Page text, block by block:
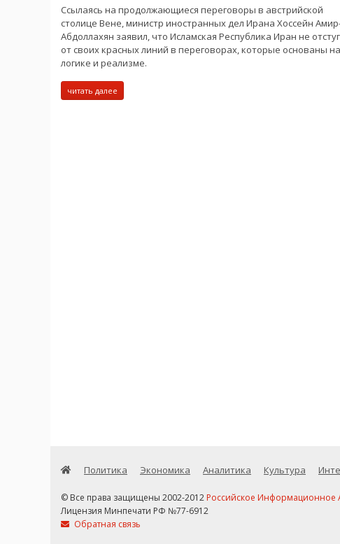
Ссылаясь на продолжающиеся переговоры в австрийской
столице Вене, министр иностранных дел Ирана Хоссейн
Абдоллахян заявил, что Исламская Республика Иран не
от своих красных линий в переговорах, которые основаны на
логике и реализме.
читать далее
Политика Экономика Аналитика Культура
© Все права защищены 2002-2012 Российское Информационное
Лицензия Минпечати РФ №77-6912
Обратная связь